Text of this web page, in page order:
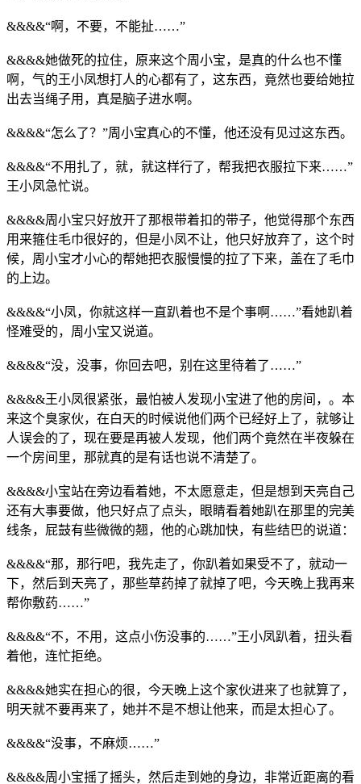
&&&&“啊，不要，不能扯……”
&&&&她做死的拉住，原来这个周小宝，是真的什么也不懂
啊，气的王小凤想打人的心都有了，这东西，竟然也要给她拉
出去当绳子用，真是脑子进水啊。
&&&&“怎么了？”周小宝真心的不懂，他还没有见过这东西。
&&&&“不用扎了，就，就这样行了，帮我把衣服拉下来……”
王小凤急忙说。
&&&&周小宝只好放开了那根带着扣的带子，他觉得那个东西
用来箍住毛巾很好的，但是小凤不让，他只好放弃了，这个时
候，周小宝才小心的帮她把衣服慢慢的拉了下来，盖在了毛巾
的上边。
&&&&“小凤，你就这样一直趴着也不是个事啊……”看她趴着
怪难受的，周小宝又说道。
&&&&“没，没事，你回去吧，别在这里待着了……”
&&&&王小凤很紧张，最怕被人发现小宝进了他的房间，。本
来这个臭家伙，在白天的时候说他们两个已经好上了，就够让
人误会的了，现在要是再被人发现，他们两个竟然在半夜躲在
一个房间里，那就真的是有话也说不清楚了。
&&&&小宝站在旁边看着她，不太愿意走，但是想到天亮自己
还有大事要做，他只好点了点头，眼睛看着她趴在那里的完美
线条，屁鼓有些微微的翘，他的心跳加快，有些结巴的说道：
&&&&“那，那行吧，我先走了，你趴着如果受不了，就动一
下，然后到天亮了，那些草药掉了就掉了吧，今天晚上我再来
帮你敷药……”
&&&&“不，不用，这点小伤没事的……”王小凤趴着，扭头看
着他，连忙拒绝。
&&&&她实在担心的很，今天晚上这个家伙进来了也就算了，
明天就不要再来了，她并不是不想让他来，而是太担心了。
&&&&“没事，不麻烦……”
&&&&周小宝摇了摇头，然后走到她的身边，非常近距离的看